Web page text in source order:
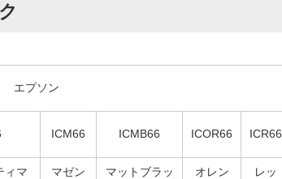
エプソン
ICM66 ICMB66 ICOR66 ICR66
ィマ
マゼン
マットブラッ
オレン
レッ